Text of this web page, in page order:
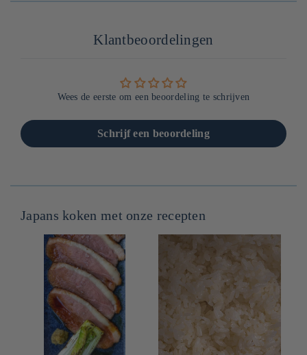
Klantbeoordelingen
Wees de eerste om een beoordeling te schrijven
Schrijf een beoordeling
Japans koken met onze recepten